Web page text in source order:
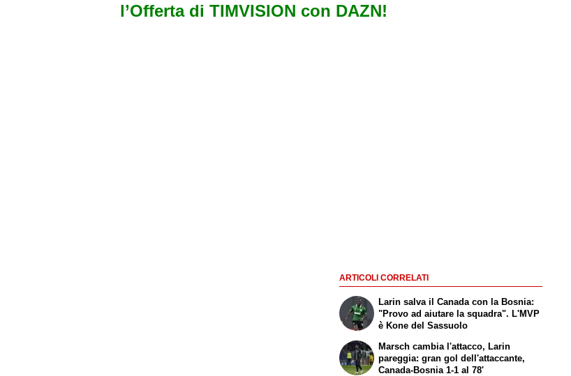
l’Offerta di TIMVISION con DAZN!
ARTICOLI CORRELATI
Larin salva il Canada con la Bosnia:
"Provo ad aiutare la squadra". L'MVP
è Kone del Sassuolo
Marsch cambia l'attacco, Larin
pareggia: gran gol dell'attaccante,
Canada-Bosnia 1-1 al 78'